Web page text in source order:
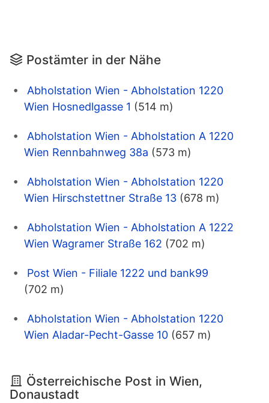
Postämter in der Nähe
Abholstation Wien - Abholstation 1220
Wien Hosnedlgasse 1 (514 m)
Abholstation Wien - Abholstation A 1220
Wien Rennbahnweg 38a (573 m)
Abholstation Wien - Abholstation 1220
Wien Hirschstettner Straße 13 (678 m)
Abholstation Wien - Abholstation A 1222
Wien Wagramer Straße 162 (702 m)
Post Wien - Filiale 1222 und bank99
(702 m)
Abholstation Wien - Abholstation 1220
Wien Aladar-Pecht-Gasse 10 (657 m)
Österreichische Post in Wien,
Donaustadt